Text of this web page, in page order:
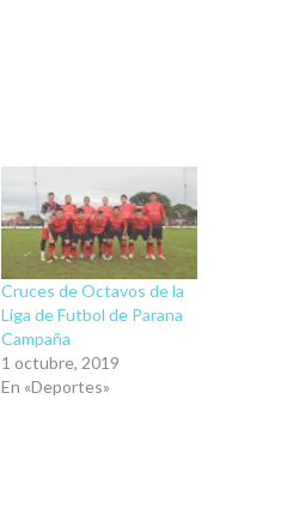
Cruces de Octavos de la
Liga de Futbol de Parana
Campaña
1 octubre, 2019
En «Deportes»